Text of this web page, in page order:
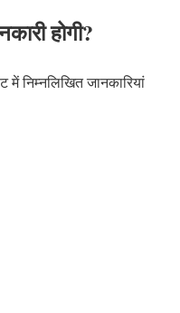
होगी?
में निम्नलिखित जानकारियां